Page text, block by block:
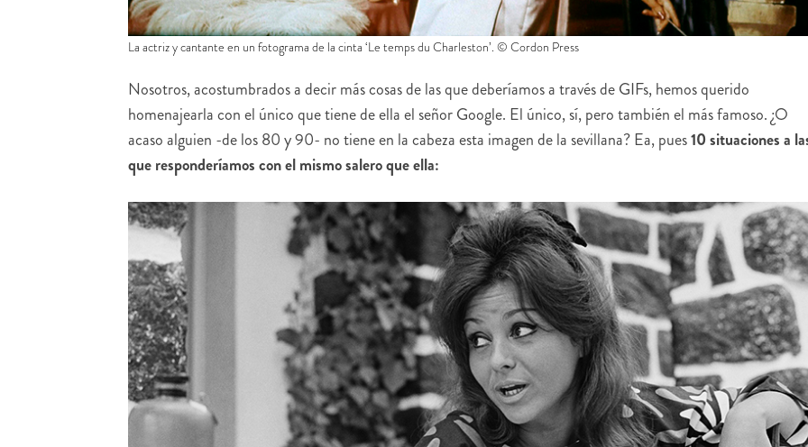
La actriz y cantante en un fotograma de la cinta ‘Le temps du Charleston’. © Cordon Press
Nosotros, acostumbrados a decir más cosas de las que deberíamos a través de GIFs, hemos querido
homenajearla con el único que tiene de ella el señor Google. El único, sí, pero también el más famoso. ¿O
acaso alguien -de los 80 y 90- no tiene en la cabeza esta imagen de la sevillana? Ea, pues10 situaciones a
que responderíamos con el mismo salero que ella: